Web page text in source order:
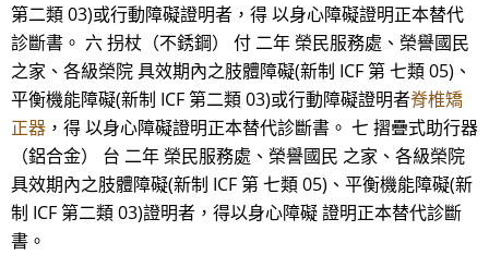
第二類 03)或行動障礙證明者，得 以身心障礙證明正本替代
診斷書。 六 拐杖（不銹鋼） 付 二年 榮民服務處、榮譽國民
之家、各級榮院 具效期內之肢體障礙(新制 ICF 第 七類 05)、
平衡機能障礙(新制 ICF 第二類 03)或行動障礙證明者脊椎矯
正器 ，得 以身心障礙證明正本替代診斷書。 七 摺疊式助行器
（鋁合金） 台 二年 榮民服務處、榮譽國民 之家、各級榮院
具效期內之肢體障礙(新制 ICF 第 七類 05)、平衡機能障礙(新
制 ICF 第二類 03)證明者，得以身心障礙 證明正本替代診斷
書。